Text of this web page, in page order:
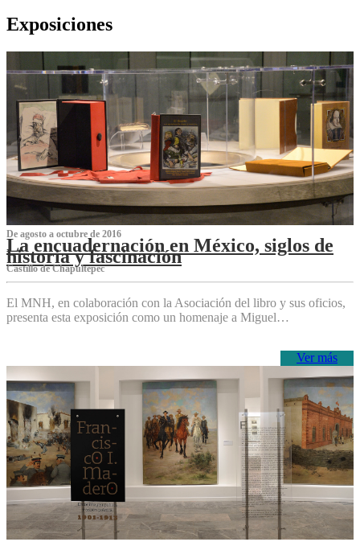
Exposiciones
De agosto a octubre de 2016
La encuadernación en México, siglos de
historia y fascinación
Castillo de Chapultepec
El MNH, en colaboración con la Asociación del libro y sus oficios,
presenta esta exposición como un homenaje a Miguel…
Ver más